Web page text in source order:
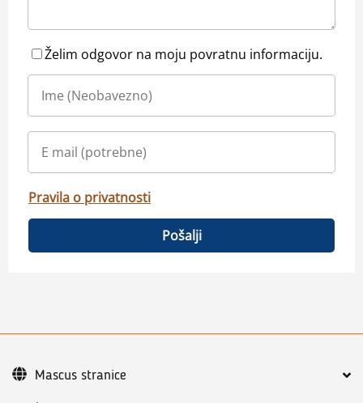
Želim odgovor na moju povratnu informaciju.
Pravila o privatnosti
Pošalji
Mascus stranice